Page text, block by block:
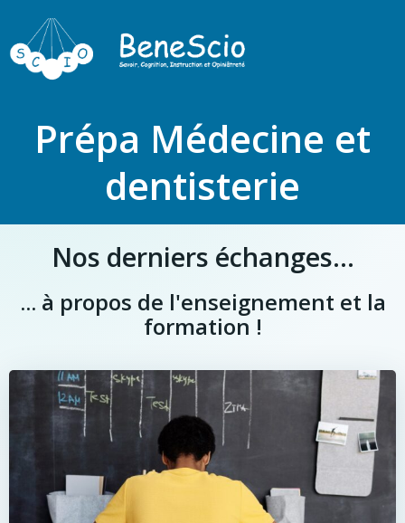
Prépa Médecine et
dentisterie
Nos derniers échanges...
... à propos de l'enseignement et la
formation !